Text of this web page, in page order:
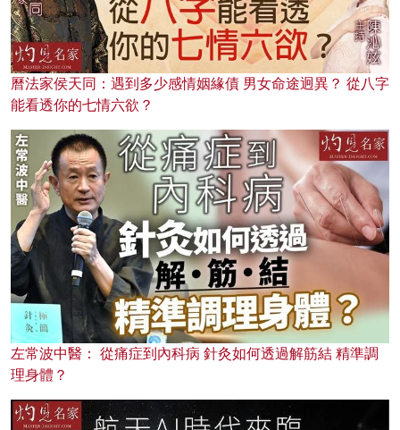
曆法家侯天同：遇到多少感情姻緣債 男女命途迥異？ 從八字
能看透你的七情六欲？
左常波中醫： 從痛症到內科病 針灸如何透過解筋結 精準調
理身體？